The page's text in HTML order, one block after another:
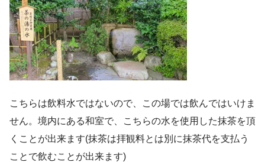
こちらは飲料水ではないので、この場では飲んではいけま
せん。境内にある和室で、こちらの水を使用した抹茶を頂
くことが出来ます(抹茶は拝観料とは別に抹茶代を支払う
ことで飲むことが出来ます)